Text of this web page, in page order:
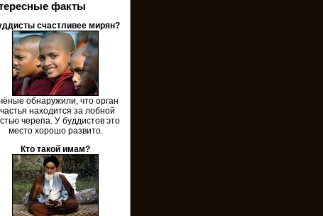
факты
счастливее мирян?
обнаружили, что орган
находится за лобной
черепа. У буддистов это
место хорошо развито.
Кто такой имам?